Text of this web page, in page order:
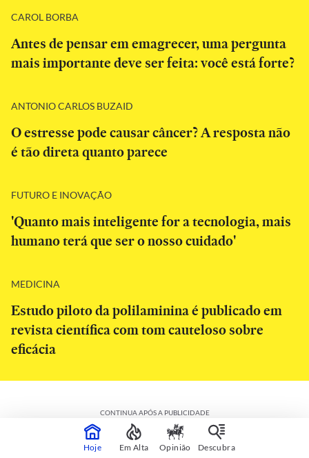
CAROL BORBA
Antes de pensar em emagrecer, uma pergunta
mais importante deve ser feita: você está forte?
ANTONIO CARLOS BUZAID
O estresse pode causar câncer? A resposta não
é tão direta quanto parece
FUTURO E INOVAÇÃO
'Quanto mais inteligente for a tecnologia, mais
humano terá que ser o nosso cuidado'
MEDICINA
Estudo piloto da polilaminina é publicado em
revista científica com tom cauteloso sobre
eficácia
CONTINUA APÓS A PUBLICIDADE
Hoje Em Alta Opinião Descubra